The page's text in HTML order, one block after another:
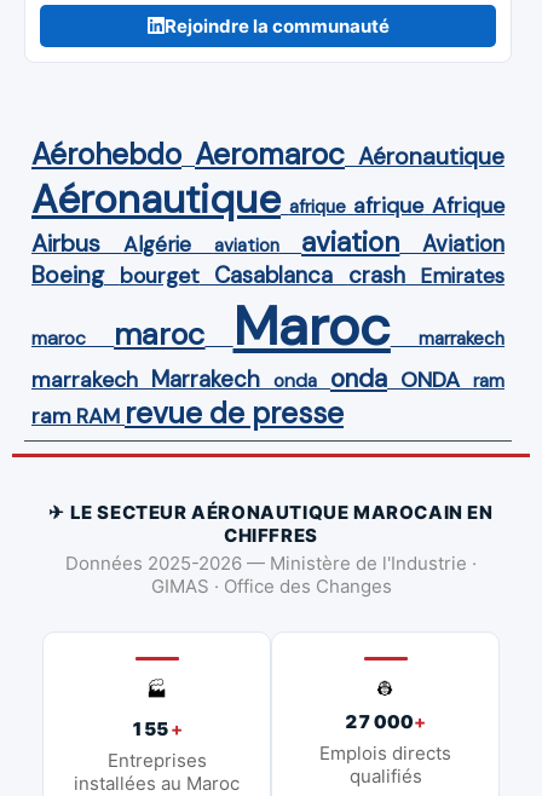
Rejoindre la communauté
Aérohebdo Aeromaroc Aéronautique
Aéronautique afrique afrique Afrique
Airbus Algérie aviation aviation Aviation
Boeing bourget Casablanca crash Emirates
maroc maroc Maroc marrakech
marrakech Marrakech onda onda ONDA ram
ram RAM revue de presse
✈ LE SECTEUR AÉRONAUTIQUE MAROCAIN EN
CHIFFRES
Données 2025-2026 — Ministère de l'Industrie ·
GIMAS · Office des Changes
🏭
155+
Entreprises
installées au Maroc
👷
27 000+
Emplois directs
qualifiés